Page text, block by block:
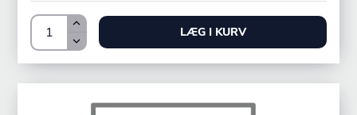
LÆG I KURV